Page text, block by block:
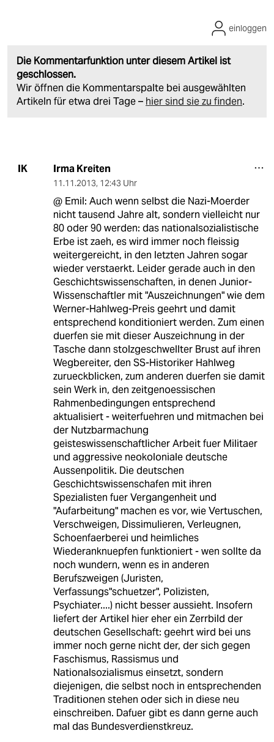
Die Kommentarfunktion unter diesem Artikel ist
geschlossen.
Wir öffnen die Kommentarspalte bei ausgewählten
Artikeln für etwa drei Tage – hier sind sie zu finden.
einloggen
IK Irma Kreiten
11.11.2013, 12:43 Uhr
@ Emil: Auch wenn selbst die Nazi-Moerder
nicht tausend Jahre alt, sondern vielleicht nur
80 oder 90 werden: das nationalsozialistische
Erbe ist zaeh, es wird immer noch fleissig
weitergereicht, in den letzten Jahren sogar
wieder verstaerkt. Leider gerade auch in den
Geschichtswissenschaften, in denen Junior-
Wissenschaftler mit "Auszeichnungen" wie dem
Werner-Hahlweg-Preis geehrt und damit
entsprechend konditioniert werden. Zum einen
duerfen sie mit dieser Auszeichnung in der
Tasche dann stolzgeschwellter Brust auf ihren
Wegbereiter, den SS-Historiker Hahlweg
zurueckblicken, zum anderen duerfen sie damit
sein Werk in, den zeitgenoessischen
Rahmenbedingungen entsprechend
aktualisiert - weiterfuehren und mitmachen bei
der Nutzbarmachung
geisteswissenschaftlicher Arbeit fuer Militaer
und aggressive neokoloniale deutsche
Aussenpolitik. Die deutschen
Geschichtswissenschafen mit ihren
Spezialisten fuer Vergangenheit und
"Aufarbeitung" machen es vor, wie Vertuschen,
Verschweigen, Dissimulieren, Verleugnen,
Schoenfaerberei und heimliches
Wiederanknuepfen funktioniert - wen sollte da
noch wundern, wenn es in anderen
Berufszweigen (Juristen,
Verfassungs"schuetzer", Polizisten,
Psychiater....) nicht besser aussieht. Insofern
liefert der Artikel hier eher ein Zerrbild der
deutschen Gesellschaft: geehrt wird bei uns
immer noch gerne nicht der, der sich gegen
Faschismus, Rassismus und
Nationalsozialismus einsetzt, sondern
diejenigen, die selbst noch in entsprechenden
Traditionen stehen oder sich in diese neu
einschreiben. Dafuer gibt es dann gerne auch
mal das Bundesverdienstkreuz.